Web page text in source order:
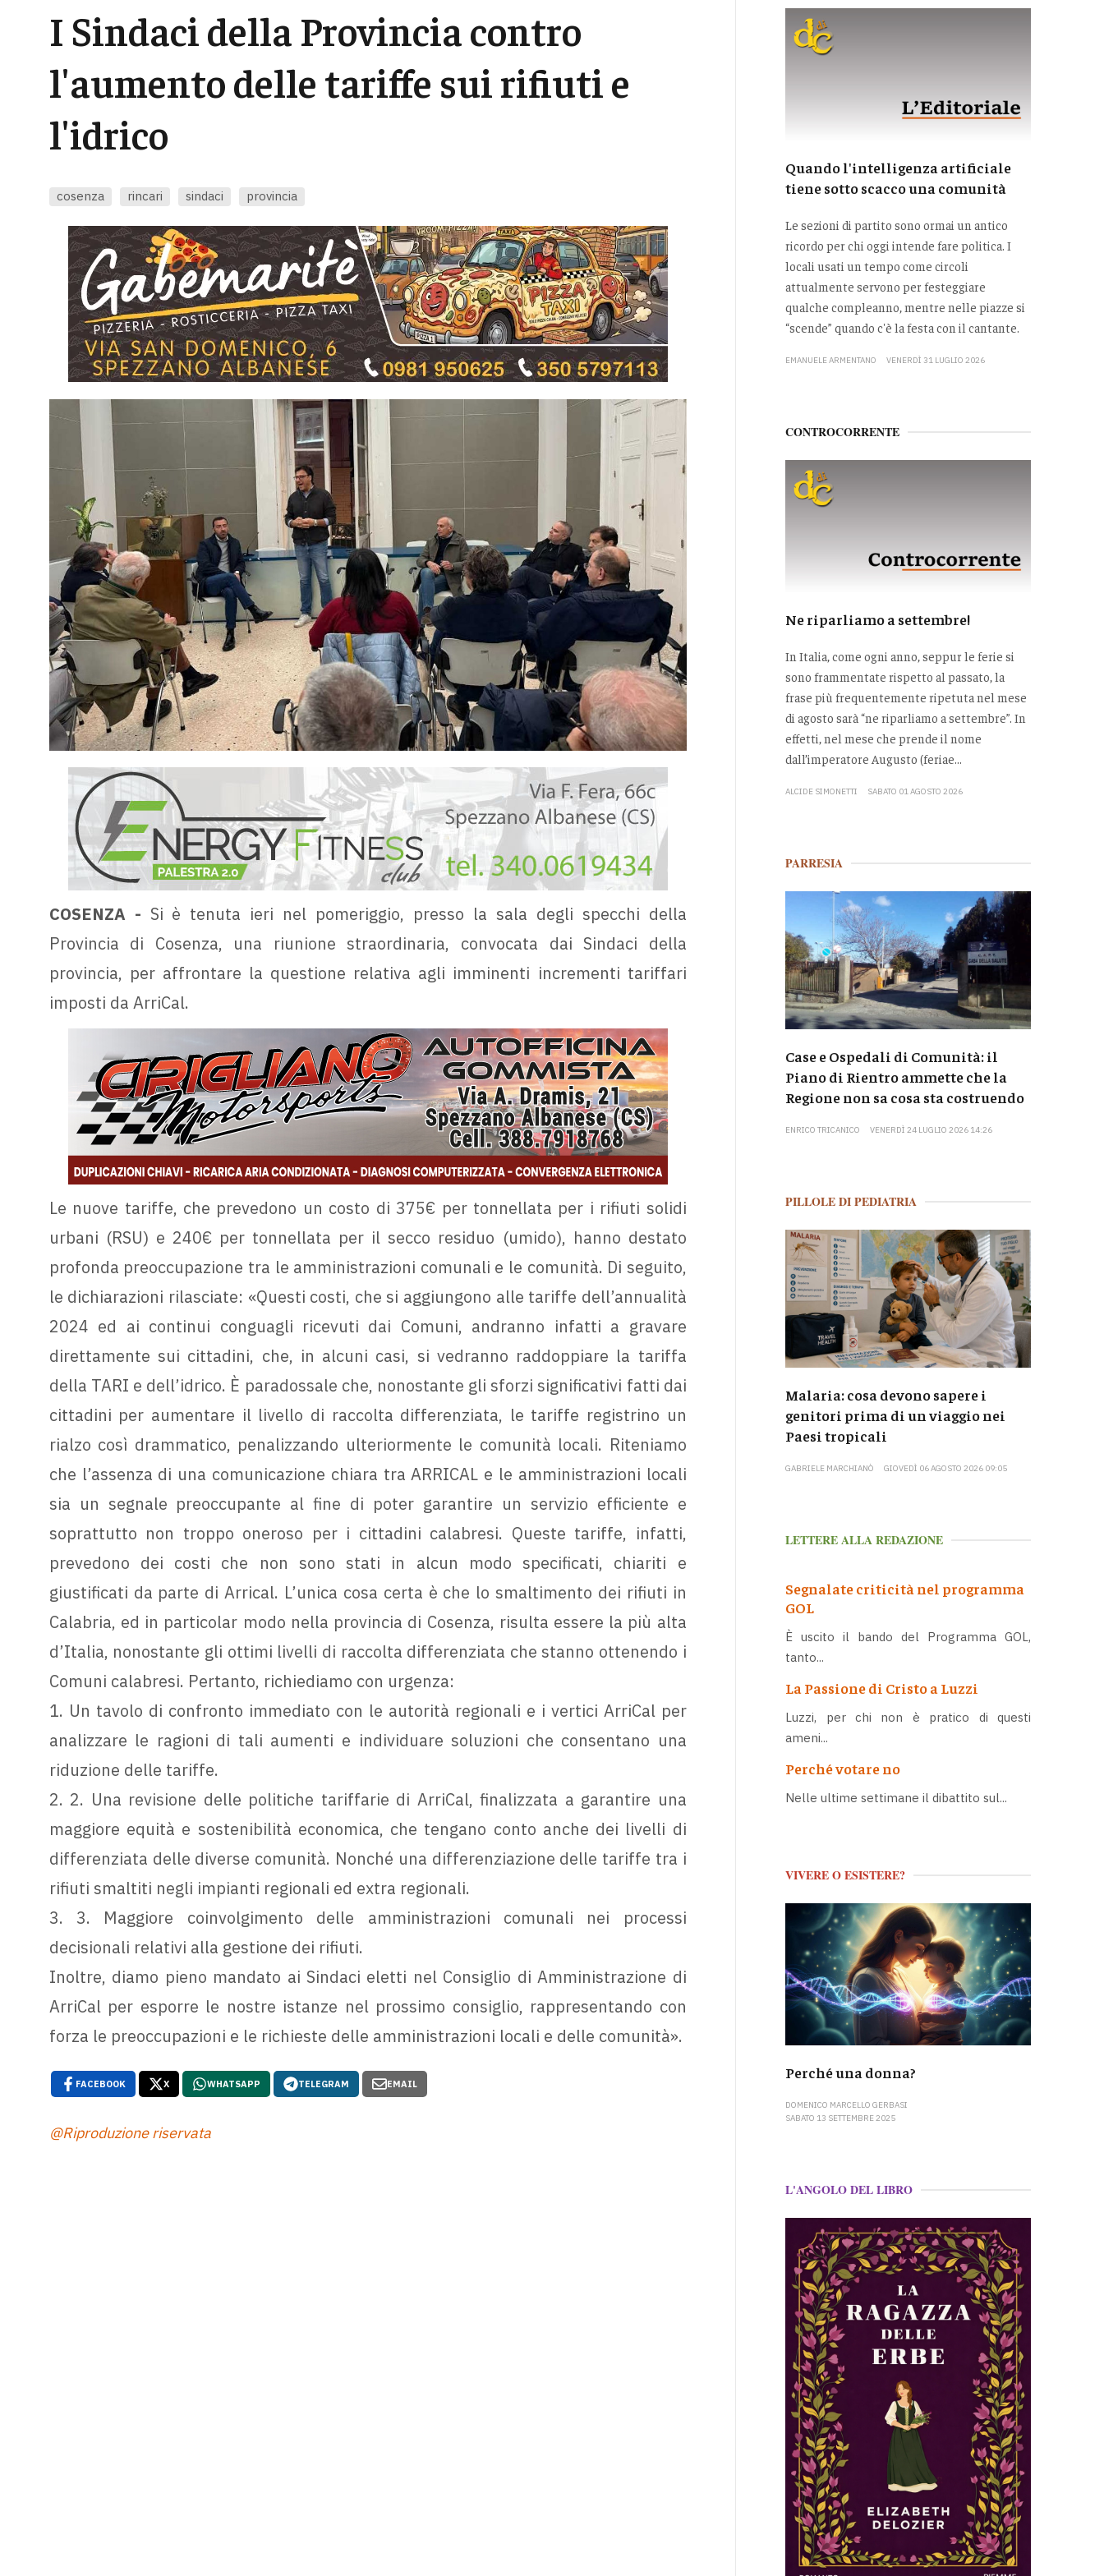
I Sindaci della Provincia contro
l'aumento delle tariffe sui rifiuti e
l'idrico
cosenza rincari sindaci provincia
COSENZA - Si è tenuta ieri nel pomeriggio, presso la sala degli specchi della
Provincia di Cosenza, una riunione straordinaria, convocata dai Sindaci della
provincia, per affrontare la questione relativa agli imminenti incrementi tariffari
imposti da ArriCal.
Le nuove tariffe, che prevedono un costo di 375€ per tonnellata per i rifiuti solidi
urbani (RSU) e 240€ per tonnellata per il secco residuo (umido), hanno destato
profonda preoccupazione tra le amministrazioni comunali e le comunità. Di seguito,
le dichiarazioni rilasciate: «Questi costi, che si aggiungono alle tariffe dell’annualità
2024 ed ai continui conguagli ricevuti dai Comuni, andranno infatti a gravare
direttamente sui cittadini, che, in alcuni casi, si vedranno raddoppiare la tariffa
della TARI e dell’idrico. È paradossale che, nonostante gli sforzi significativi fatti dai
cittadini per aumentare il livello di raccolta differenziata, le tariffe registrino un
rialzo così drammatico, penalizzando ulteriormente le comunità locali. Riteniamo
che l’assenza di una comunicazione chiara tra ARRICAL e le amministrazioni locali
sia un segnale preoccupante al fine di poter garantire un servizio efficiente e
soprattutto non troppo oneroso per i cittadini calabresi. Queste tariffe, infatti,
prevedono dei costi che non sono stati in alcun modo specificati, chiariti e
giustificati da parte di Arrical. L’unica cosa certa è che lo smaltimento dei rifiuti in
Calabria, ed in particolar modo nella provincia di Cosenza, risulta essere la più alta
d’Italia, nonostante gli ottimi livelli di raccolta differenziata che stanno ottenendo i
Comuni calabresi. Pertanto, richiediamo con urgenza:
1. Un tavolo di confronto immediato con le autorità regionali e i vertici ArriCal per
analizzare le ragioni di tali aumenti e individuare soluzioni che consentano una
riduzione delle tariffe.
2. 2. Una revisione delle politiche tariffarie di ArriCal, finalizzata a garantire una
maggiore equità e sostenibilità economica, che tengano conto anche dei livelli di
differenziata delle diverse comunità. Nonché una differenziazione delle tariffe tra i
rifiuti smaltiti negli impianti regionali ed extra regionali.
3. 3. Maggiore coinvolgimento delle amministrazioni comunali nei processi
decisionali relativi alla gestione dei rifiuti.
Inoltre, diamo pieno mandato ai Sindaci eletti nel Consiglio di Amministrazione di
ArriCal per esporre le nostre istanze nel prossimo consiglio, rappresentando con
forza le preoccupazioni e le richieste delle amministrazioni locali e delle comunità».
FACEBOOK X WHATSAPP TELEGRAM EMAIL
@Riproduzione riservata
Quando l'intelligenza artificiale
tiene sotto scacco una comunità
Le sezioni di partito sono ormai un antico
ricordo per chi oggi intende fare politica. I
locali usati un tempo come circoli
attualmente servono per festeggiare
qualche compleanno, mentre nelle piazze si
“scende” quando c'è la festa con il cantante.
EMANUELE ARMENTANO VENERDÌ 31 LUGLIO 2026
CONTROCORRENTE
Ne riparliamo a settembre!
In Italia, come ogni anno, seppur le ferie si
sono frammentate rispetto al passato, la
frase più frequentemente ripetuta nel mese
di agosto sarà “ne riparliamo a settembre”. In
effetti, nel mese che prende il nome
dall’imperatore Augusto (feriae...
ALCIDE SIMONETTI SABATO 01 AGOSTO 2026
PARRESIA
Case e Ospedali di Comunità: il
Piano di Rientro ammette che la
Regione non sa cosa sta costruendo
ENRICO TRICANICO VENERDÌ 24 LUGLIO 2026 14:26
PILLOLE DI PEDIATRIA
Malaria: cosa devono sapere i
genitori prima di un viaggio nei
Paesi tropicali
GABRIELE MARCHIANÒ GIOVEDÌ 06 AGOSTO 2026 09:05
LETTERE ALLA REDAZIONE
Segnalate criticità nel programma
GOL
È uscito il bando del Programma GOL,
tanto...
La Passione di Cristo a Luzzi
Luzzi, per chi non è pratico di questi
ameni...
Perché votare no
Nelle ultime settimane il dibattito sul...
VIVERE O ESISTERE?
Perché una donna?
DOMENICO MARCELLO GERBASI
SABATO 13 SETTEMBRE 2025
L'ANGOLO DEL LIBRO